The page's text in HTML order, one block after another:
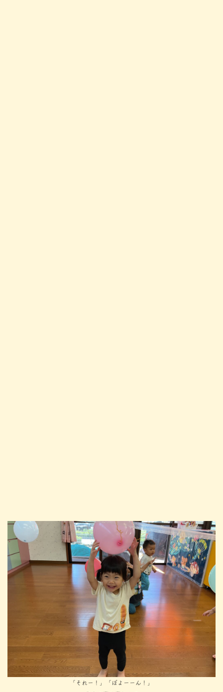
「それー！」「ぼよーーん！」